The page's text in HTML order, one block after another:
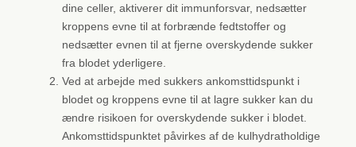
dine celler, aktiverer dit immunforsvar, nedsætter
kroppens evne til at forbrænde fedtstoffer og
nedsætter evnen til at fjerne overskydende sukker
fra blodet yderligere.
Ved at arbejde med sukkers ankomsttidspunkt i
blodet og kroppens evne til at lagre sukker kan du
ændre risikoen for overskydende sukker i blodet.
Ankomsttidspunktet påvirkes af de kulhydratholdige